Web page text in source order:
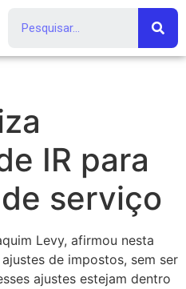
IR para
serviço
Levy, afirmou nesta
de impostos, sem ser
ajustes estejam dentro